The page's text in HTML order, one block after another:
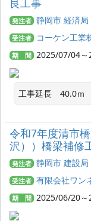
発注者 静岡市 経済局
受注者 コーケン工業
期 間 2025/07/04
工事延長　40.0ｍ
令和7年度清市
沢））橋梁補修
発注者 静岡市 建設局
受注者 有限会社ワン
期 間 2025/06/20